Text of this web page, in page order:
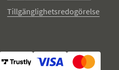
Tillgänglighetsredogörelse